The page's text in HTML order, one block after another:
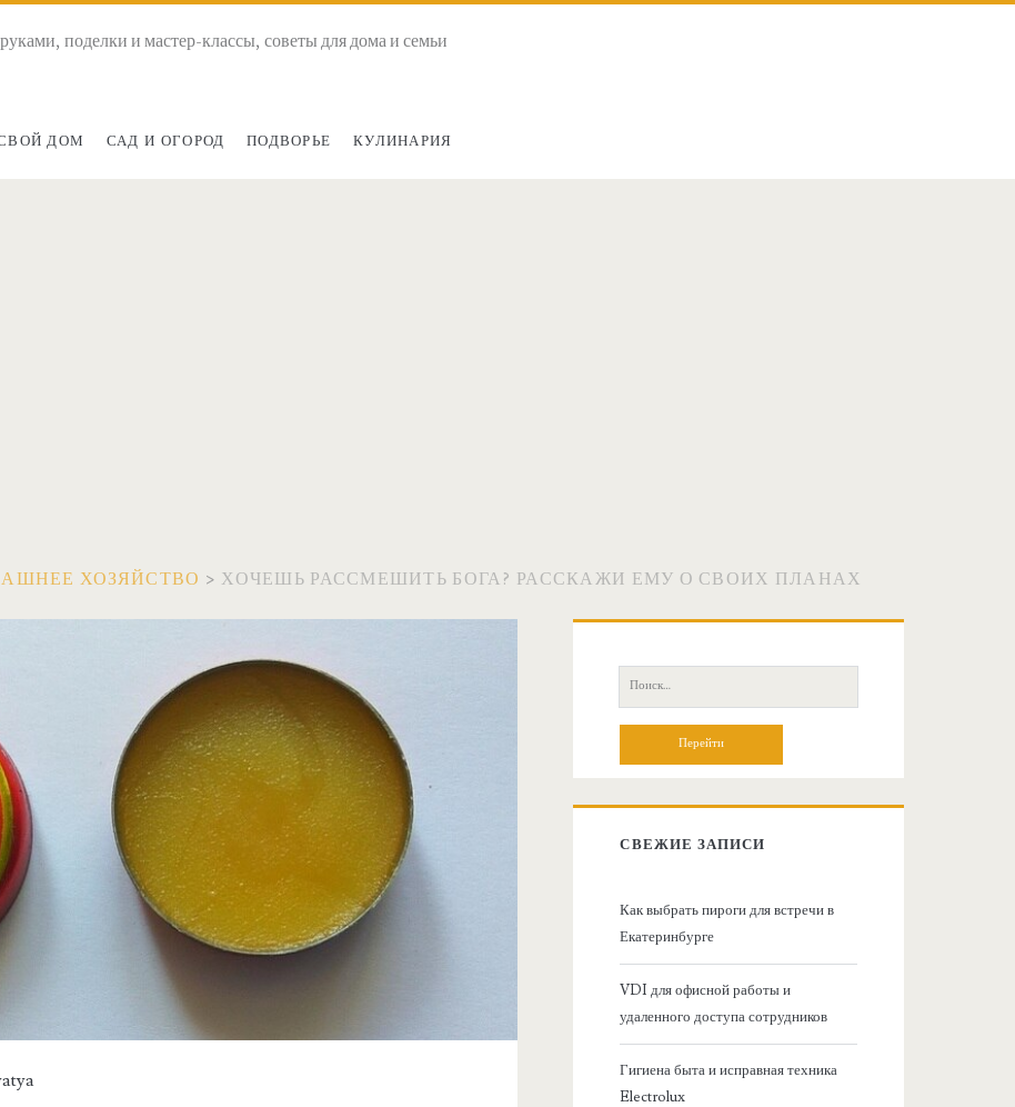
поделки и мастер-классы, советы для дома и семьи
ДОМ САД И ОГОРОД ПОДВОРЬЕ КУЛИНАРИЯ
ХОЗЯЙСТВО > ХОЧЕШЬ РАССМЕШИТЬ БОГА? РАССКАЖИ ЕМУ О СВОИХ ПЛАНАХ
о
П
о
:
СВЕЖИЕ ЗАПИСИ
Как выбрать пироги для встречи в
Екатеринбурге
VDI для офисной работы и
удаленного доступа сотрудников
Гигиена быта и исправная техника
Electrolux